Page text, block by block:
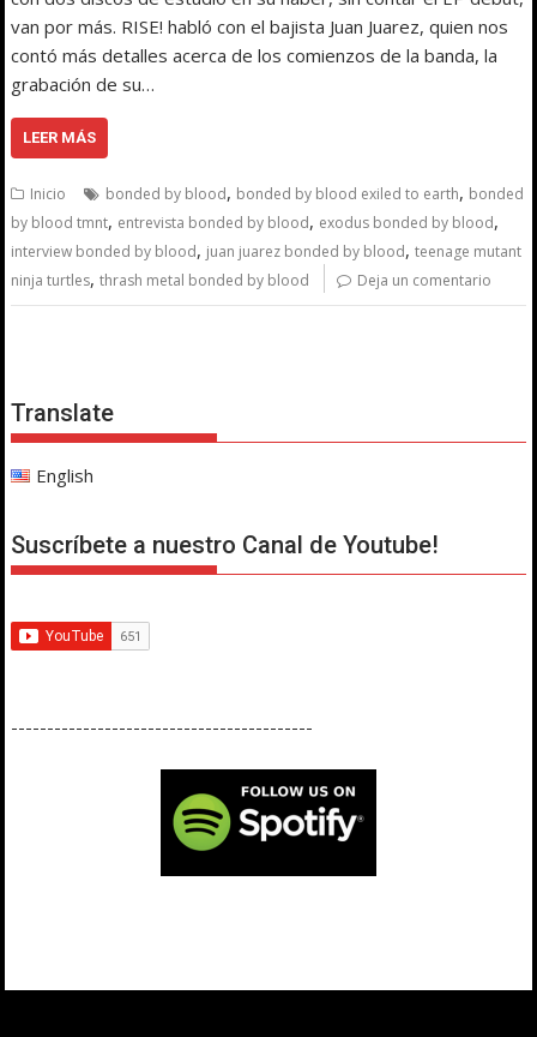
van por más. RISE! habló con el bajista Juan Juarez, quien nos
contó más detalles acerca de los comienzos de la banda, la
grabación de su…
LEER MÁS
Inicio bonded by blood, bonded by blood exiled to earth, bonded
by blood tmnt, entrevista bonded by blood, exodus bonded by blood,
interview bonded by blood, juan juarez bonded by blood,teenage mutant
ninja turtles,thrash metal bonded by blood Deja un comentario
Translate
English
Suscríbete a nuestro Canal de Youtube!
------------------------------------------